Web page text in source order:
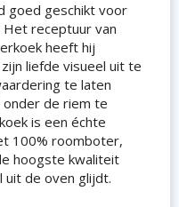
goed geschikt voor
Het receptuur van
heeft hij
liefde visueel uit te
te laten
de riem te
is een échte
100% roomboter,
hoogste kwaliteit
uit de oven glijdt.